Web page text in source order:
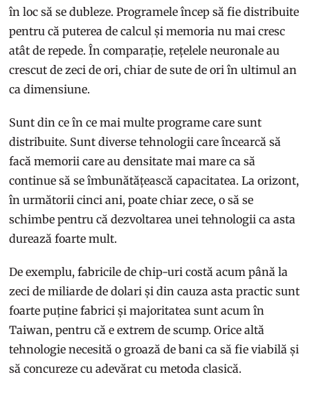
în loc să se dubleze. Programele încep să fie distribuite
pentru că puterea de calcul și memoria nu mai cresc
atât de repede. În comparație, rețelele neuronale au
crescut de zeci de ori, chiar de sute de ori în ultimul an
ca dimensiune.
Sunt din ce în ce mai multe programe care sunt
distribuite. Sunt diverse tehnologii care încearcă să
facă memorii care au densitate mai mare ca să
continue să se îmbunătățească capacitatea. La orizont,
în următorii cinci ani, poate chiar zece, o să se
schimbe pentru că dezvoltarea unei tehnologii ca asta
durează foarte mult.
De exemplu, fabricile de chip-uri costă acum până la
zeci de miliarde de dolari și din cauza asta practic sunt
foarte puține fabrici și majoritatea sunt acum în
Taiwan, pentru că e extrem de scump. Orice altă
tehnologie necesită o groază de bani ca să fie viabilă și
să concureze cu adevărat cu metoda clasică.